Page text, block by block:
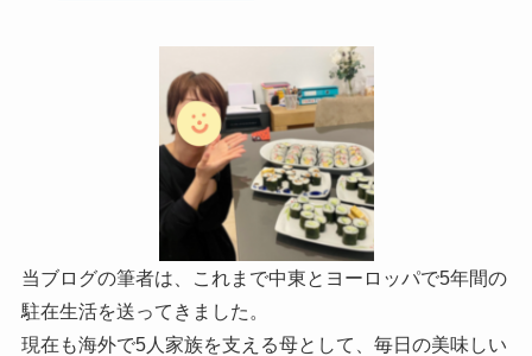
当ブログの筆者は、これまで中東とヨーロッパで5年間の
駐在生活を送ってきました。
現在も海外で5人家族を支える母として、毎日の美味しい